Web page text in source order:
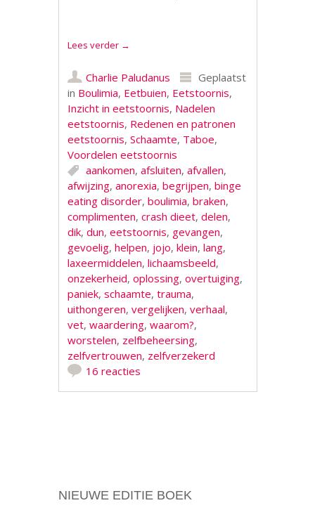
Lees verder →
Charlie Paludanus
Geplaatst
in Boulimia, Eetbuien, Eetstoornis,
Inzicht in eetstoornis, Nadelen
eetstoornis, Redenen en patronen
eetstoornis,Schaamte, Taboe,
Voordelen eetstoornis
aankomen,afsluiten,afvallen,
afwijzing,anorexia,begrijpen,binge
eating disorder,boulimia,braken,
complimenten,crash dieet,delen,
dik,dun,eetstoornis, gevangen,
gevoelig,helpen, jojo,klein,lang,
laxeermiddelen,lichaamsbeeld,
onzekerheid,oplossing,overtuiging,
paniek,schaamte,trauma,
uithongeren,vergelijken,verhaal,
vet,waardering,waarom?,
worstelen, zelfbeheersing,
zelfvertrouwen, zelfverzekerd
16 reacties
NIEUWE EDITIE BOEK